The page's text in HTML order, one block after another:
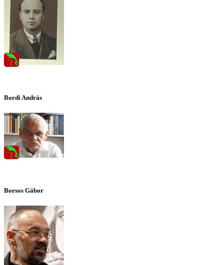
Bordi András
Borsos Gábor